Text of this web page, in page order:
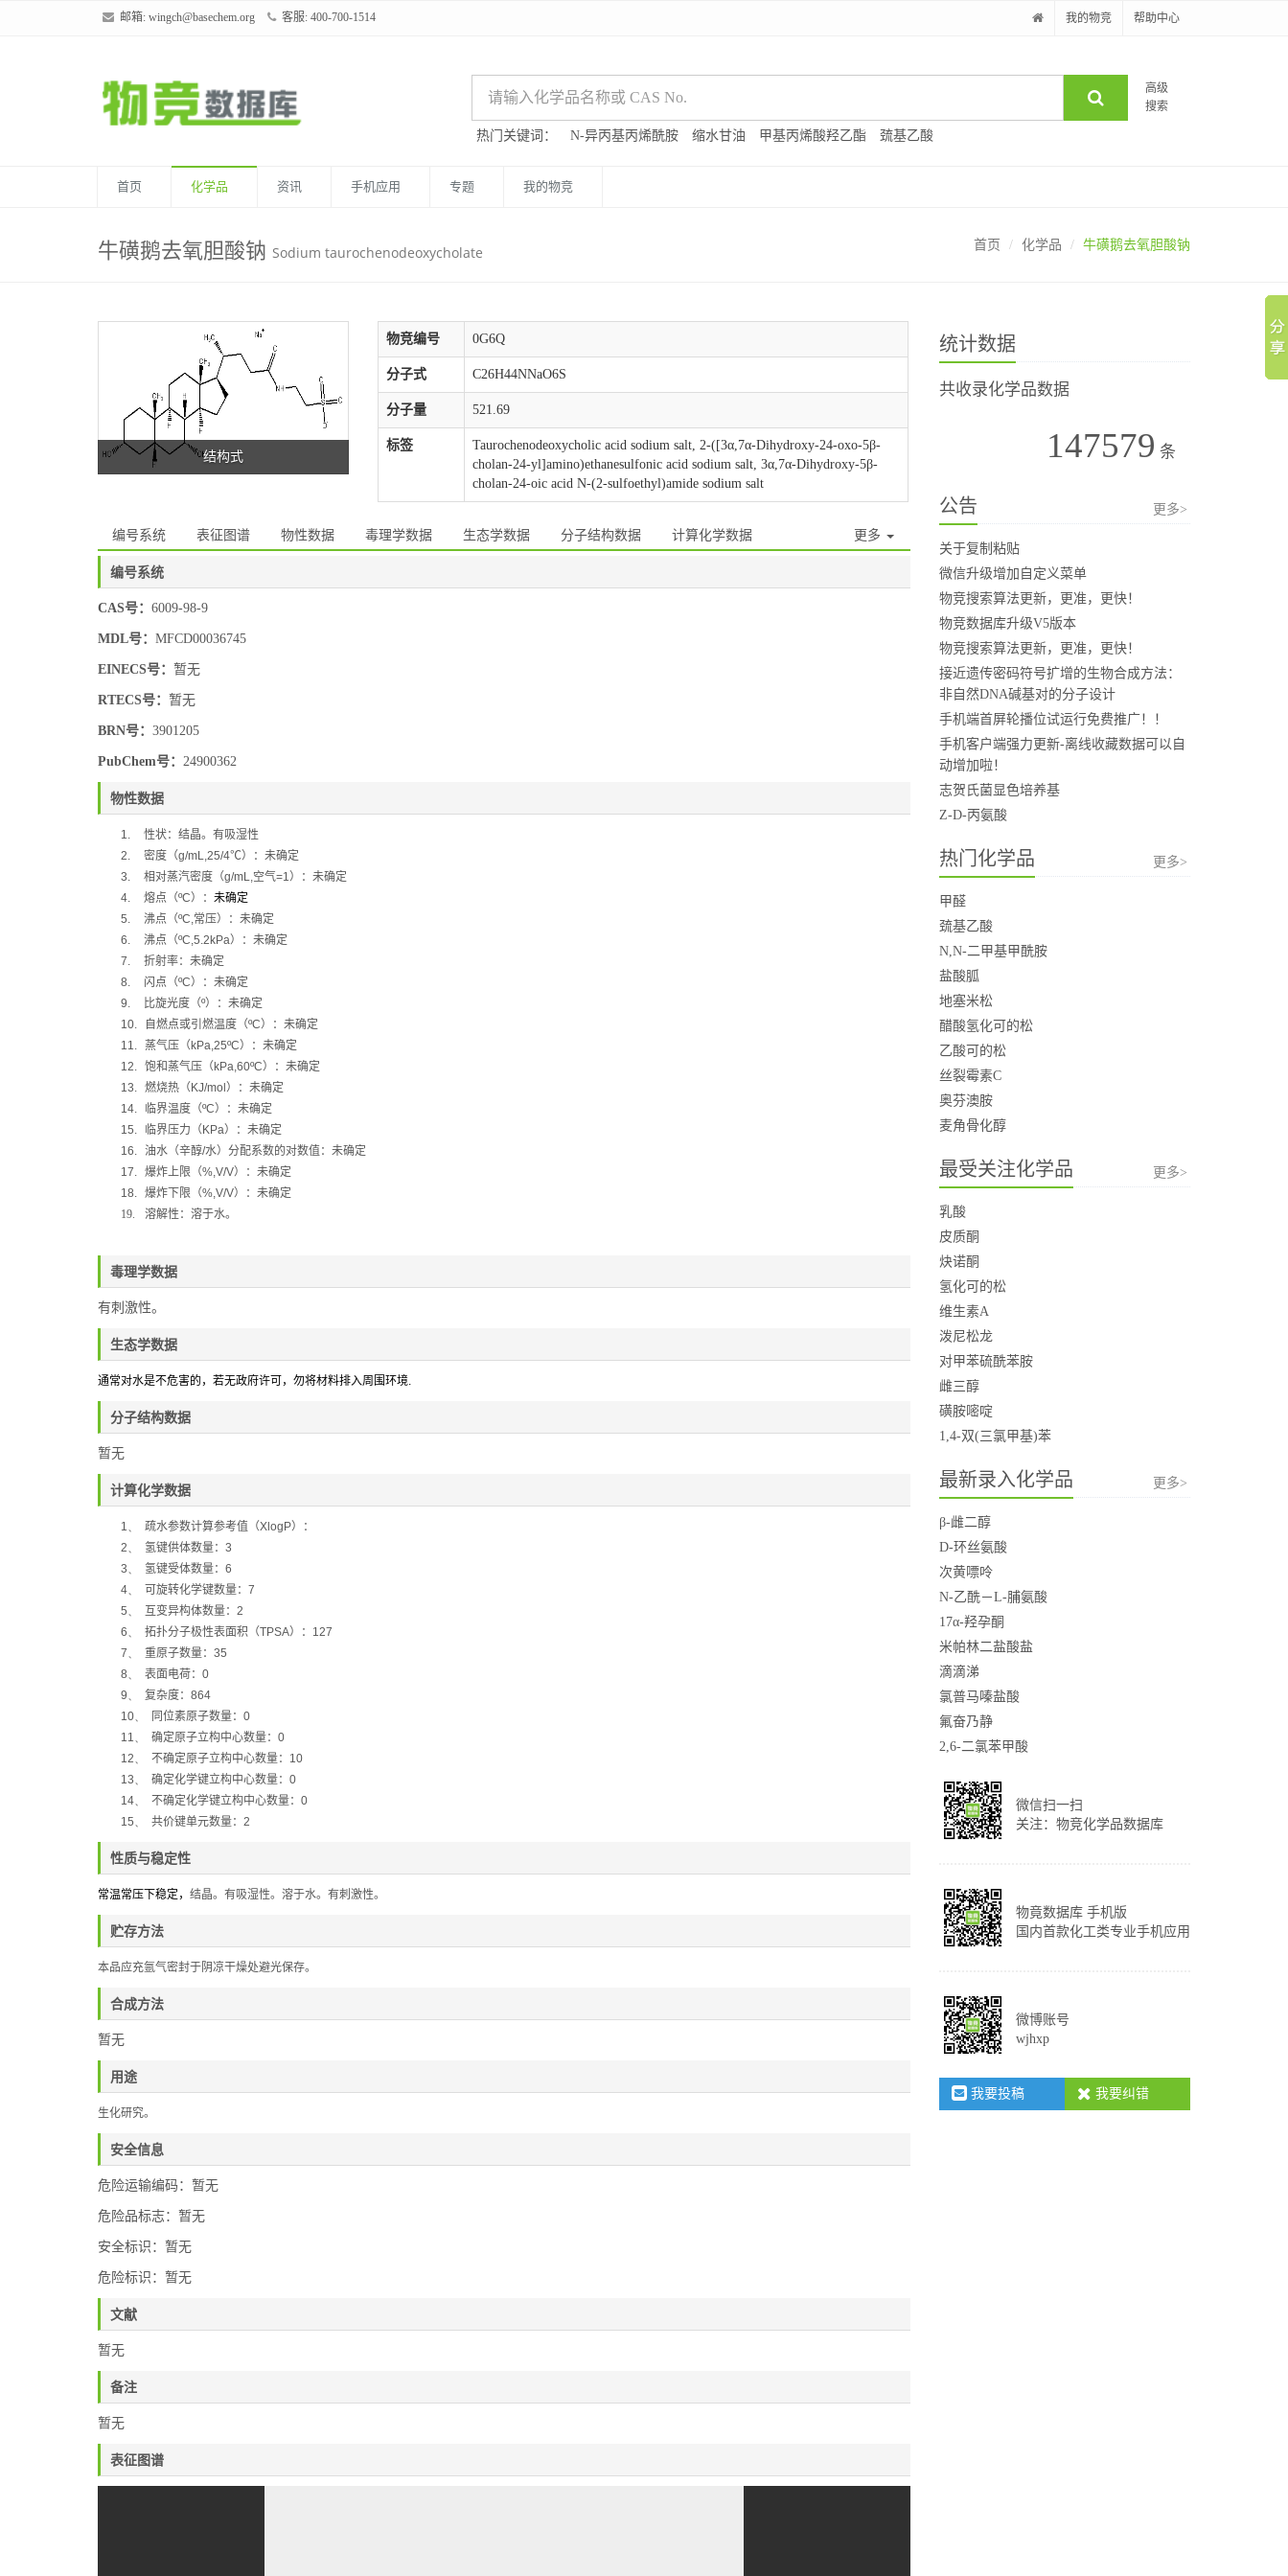
邮箱: wingch@basechem.org 客服: 400-700-1514 我的物竞 帮助中心
高级
搜索
热门关键词： N-异丙基丙烯酰胺 缩水甘油 甲基丙烯酸羟乙酯 巯基乙酸
首页 化学品 资讯 手机应用 专题 我的物竞
牛磺鹅去氧胆酸钠 Sodium taurochenodeoxycholate 首页 化学品 牛磺鹅去氧胆酸钠
结构式
物竞编号 0G6Q
分子式 C26H44NNaO6S
分子量 521.69
标签
Taurochenodeoxycholic acid sodium salt, 2-([3α,7α-Dihydroxy-24-oxo-5β-
cholan-24-yl]amino)ethanesulfonic acid sodium salt, 3α,7α-Dihydroxy-5β-
cholan-24-oic acid N-(2-sulfoethyl)amide sodium salt
编号系统 表征图谱 物性数据 毒理学数据 生态学数据 分子结构数据 计算化学数据 更多
编号系统
CAS号： 6009-98-9
MDL号： MFCD00036745
EINECS号： 暂无
RTECS号： 暂无
BRN号： 3901205
PubChem号： 24900362
物性数据
1.
性状：结晶。有吸湿性
2.
密度（g/mL,25/4℃）： 未确定
3.
相对蒸汽密度（g/mL,空气=1）： 未确定
4.
熔点（ºC）： 未确定
5.
沸点（ºC,常压）：未确定
6.
沸点（ºC,5.2kPa）：未确定
7.
折射率：未确定
8.
闪点（ºC）： 未确定
9.
比旋光度（º）：未确定
10.
自燃点或引燃温度（ºC）：未确定
11.
蒸气压（ kPa,25ºC）： 未确定
12. 饱和蒸气压（ kPa,60ºC）：未确定
13. 燃烧热（ KJ/mol ）：未确定
14.
临界温度（ºC）：未确定
15.
临界压力（ KPa）：未确定
16. 油水（辛醇/水）分配系数的对数值：未确定
17. 爆炸上限（%,V/V）：未确定
18. 爆炸下限（%,V/V）：未确定
19.
溶解性：溶于水。
毒理学数据
有刺激性。
生态学数据
通常对水是不危害的，若无政府许可，勿将材料排入周围环境.
分子结构数据
暂无
计算化学数据
1、 疏水参数计算参考值（XlogP）：
2、
氢键供体数量： 3
3、
氢键受体数量： 6
4、
可旋转化学键数量： 7
5、
互变异构体数量： 2
6、
拓扑分子极性表面积（TPSA）： 127
7、
重原子数量： 35
8、
表面电荷： 0
9、
复杂度： 864
10、
同位素原子数量： 0
11、
确定原子立构中心数量： 0
12、
不确定原子立构中心数量： 10
13、
确定化学键立构中心数量： 0
14、
不确定化学键立构中心数量： 0
15、
共价键单元数量： 2
性质与稳定性
常温常压下稳定， 结晶。有吸湿性。溶于水。有刺激性。
贮存方法
本品应充氩气密封于阴凉干燥处避光保存。
合成方法
暂无
用途
生化研究。
安全信息
危险运输编码：暂无
危险品标志：暂无
安全标识：暂无
危险标识：暂无
文献
暂无
备注
暂无
表征图谱
统计数据
共收录化学品数据
147579 条
公告 更多>
关于复制粘贴
微信升级增加自定义菜单
物竞搜索算法更新，更准，更快！
物竞数据库升级V5版本
物竞搜索算法更新，更准，更快！
接近遗传密码符号扩增的生物合成方法：
非自然DNA碱基对的分子设计
手机端首屏轮播位试运行免费推广！！
手机客户端强力更新-离线收藏数据可以自
动增加啦！
志贺氏菌显色培养基
Z-D-丙氨酸
热门化学品 更多>
甲醛
巯基乙酸
N,N-二甲基甲酰胺
盐酸胍
地塞米松
醋酸氢化可的松
乙酸可的松
丝裂霉素C
奥芬澳胺
麦角骨化醇
最受关注化学品 更多>
乳酸
皮质酮
炔诺酮
氢化可的松
维生素A
泼尼松龙
对甲苯硫酰苯胺
雌三醇
磺胺嘧啶
1,4-双(三氯甲基)苯
最新录入化学品 更多>
β-雌二醇
D-环丝氨酸
次黄嘌呤
N-乙酰－L-脯氨酸
17α-羟孕酮
米帕林二盐酸盐
滴滴涕
氯普马嗪盐酸
氟奋乃静
2,6-二氯苯甲酸
微信扫一扫
关注：物竞化学品数据库
物竟数据库 手机版
国内首款化工类专业手机应用
微博账号
wjhxp
我要投稿 我要纠错